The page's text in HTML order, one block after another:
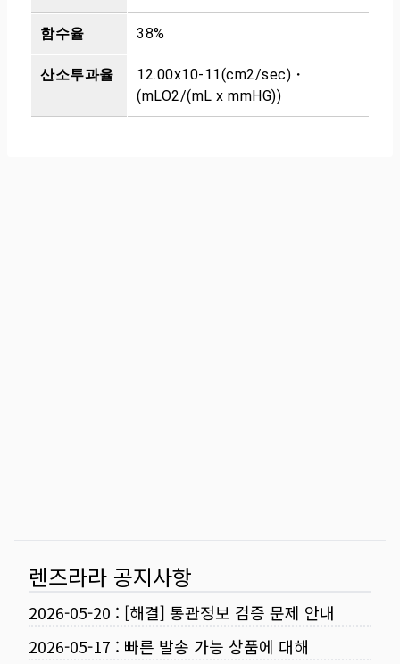
함수율 38%
산소투과율
12.00x10-11(cm2/sec)・
(mLO2/(mL x mmHG))
렌즈라라 공지사항
2026-05-20 : [해결] 통관정보 검증 문제 안내
2026-05-17 : 빠른 발송 가능 상품에 대해